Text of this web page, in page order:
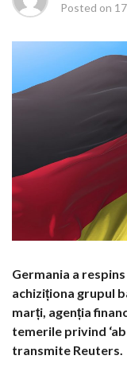
Posted on
Germania a
achiziționa grupul
marți, agenția
temerile privind
transmite Reuters.